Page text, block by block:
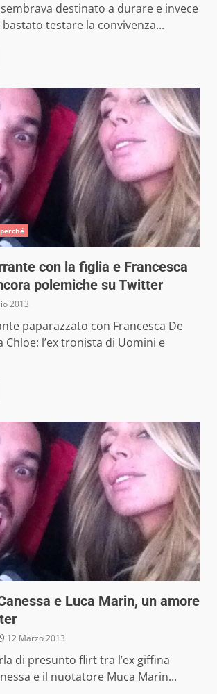
destinato a durare e invece
testare la convivenza...
con la figlia e Francesca
polemiche su Twitter
2013
paparazzato con Francesca De
Chloe: l’ex tronista di Uomini e
e Luca Marin, un amore
12 Marzo 2013
di presunto flirt tra l’ex giffina
e il nuotatore Muca Marin...